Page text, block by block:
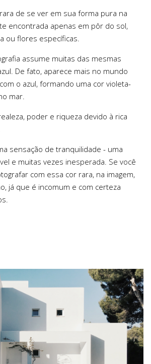
de se ver em sua forma pura na
encontrada apenas em pôr do sol,
ou flores específicas.
assume muitas das mesmas
De fato, aparece mais no mundo
o azul, formando uma cor violeta-
mar.
poder e riqueza devido à rica
sensação de tranquilidade - uma
e muitas vezes inesperada. Se você
com essa cor rara, na imagem,
já que é incomum e com certeza